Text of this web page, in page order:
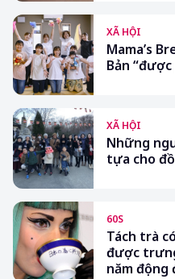
XÃ HỘI
Mama’s
Bản
XÃ HỘI
Những
tựa cho
60S
Tách trà
được
năm động